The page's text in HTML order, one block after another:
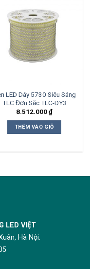
LED Dây 5730 Siêu Sáng
TLC Đơn Sắc TLC-DY3
8.512.000₫
THÊM VÀO GIỎ
LED VIỆT
Hà Nội.